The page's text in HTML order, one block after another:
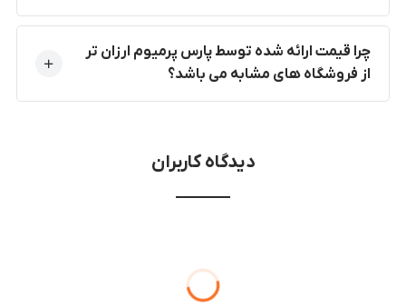
چرا قیمت ارائه شده توسط پارس پرمیوم ارزان تر
از فروشگاه های مشابه می باشد؟
دیدگاه کاربران